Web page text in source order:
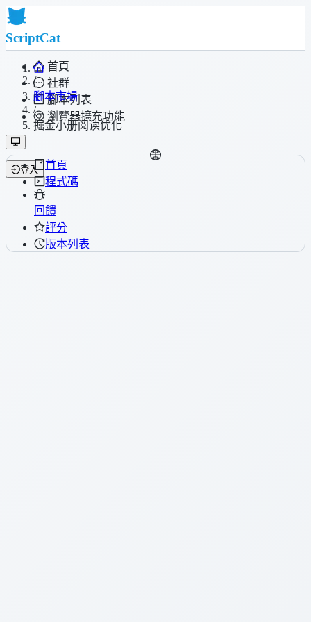
ScriptCat
首頁
社群
腳本列表
瀏覽器擴充功能
登入
/
腳本市場
/
掘金小册阅读优化
首頁
程式碼
回饋
評分
版本列表